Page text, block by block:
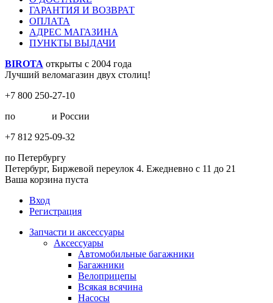
ГАРАНТИЯ И ВОЗВРАТ
ОПЛАТА
АДРЕС МАГАЗИНА
ПУНКТЫ ВЫДАЧИ
BIROTA открыты с 2004 года
Лучший веломагазин двух столиц!
+7 800 250-27-10
по
и России
+7 812 925-09-32
по Петербургу
Петербург, Биржевой переулок 4. Ежедневно с 11 до 21
Ваша корзина пуста
Вход
Регистрация
Запчасти и аксессуары
Аксессуары
Автомобильные багажники
Багажники
Велоприцепы
Всякая всячина
Насосы